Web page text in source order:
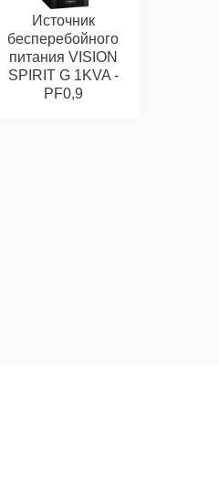
Источник
бесперебойного
питания VISION
SPIRIT G 1KVA -
PF0,9